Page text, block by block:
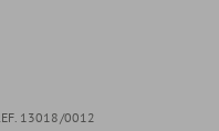
13018/0012